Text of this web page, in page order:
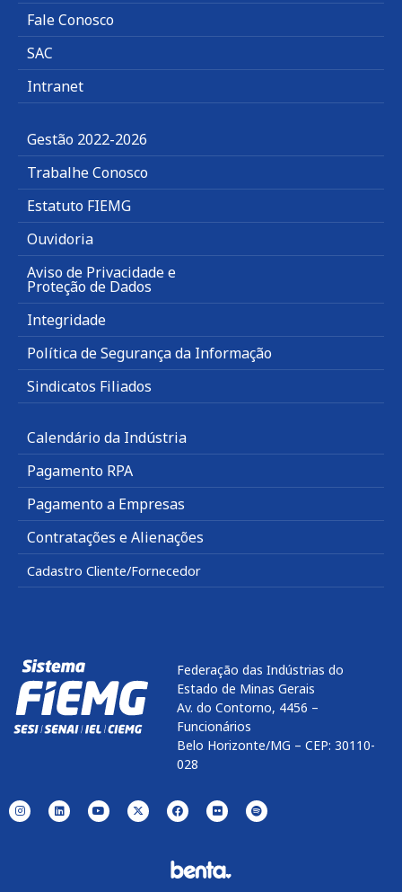
Fale Conosco
SAC
Intranet
Gestão 2022-2026
Trabalhe Conosco
Estatuto FIEMG
Ouvidoria
Aviso de Privacidade e
Proteção de Dados
Integridade
Política de Segurança da Informação
Sindicatos Filiados
Calendário da Indústria
Pagamento RPA
Pagamento a Empresas
Contratações e Alienações
Cadastro Cliente/Fornecedor
Federação das Indústrias do
Estado de Minas Gerais
Av. do Contorno, 4456 –
Funcionários
Belo Horizonte/MG – CEP: 30110-
028